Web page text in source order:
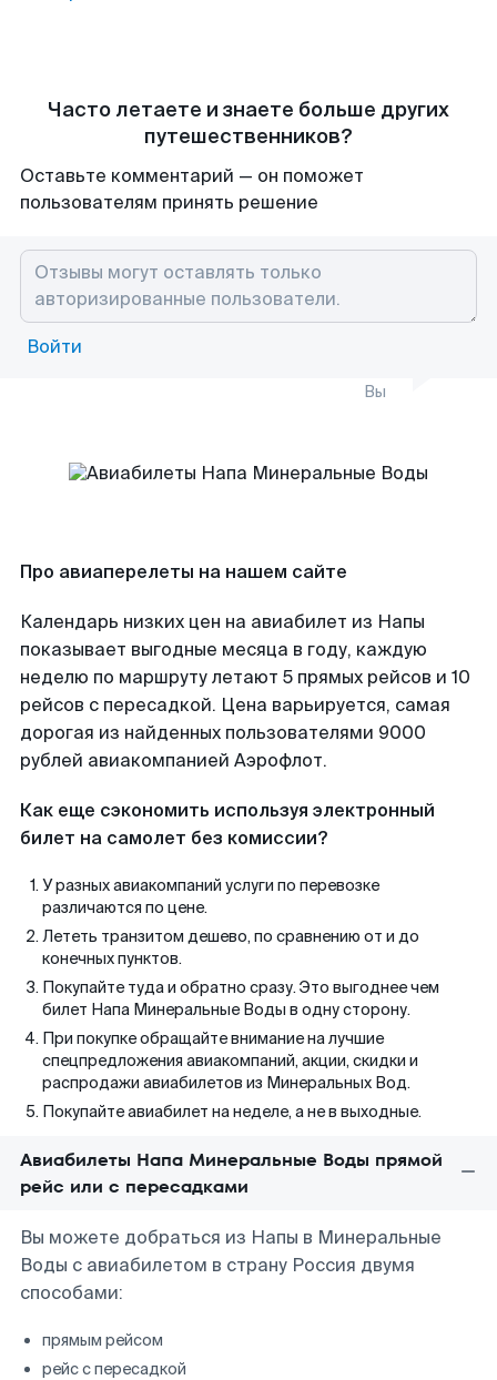
Часто летаете и знаете больше других
путешественников?
Оставьте комментарий — он поможет
пользователям принять решение
Войти
Вы
Про авиаперелеты на нашем сайте
Календарь низких цен на авиабилет из Напы
показывает выгодные месяца в году, каждую
неделю по маршруту летают 5 прямых рейсов и 10
рейсов с пересадкой. Цена варьируется, самая
дорогая из найденных пользователями 9000
рублей авиакомпанией Аэрофлот.
Как еще сэкономить используя электронный
билет на самолет без комиссии?
У разных авиакомпаний услуги по перевозке
различаются по цене.
Лететь транзитом дешево, по сравнению от и до
конечных пунктов.
Покупайте туда и обратно сразу. Это выгоднее чем
билет Напа Минеральные Воды в одну сторону.
При покупке обращайте внимание на лучшие
спецпредложения авиакомпаний, акции, скидки и
распродажи авиабилетов из Минеральных Вод.
Покупайте авиабилет на неделе, а не в выходные.
Авиабилеты Напа Минеральные Воды прямой
рейс или с пересадками
Вы можете добраться из Напы в Минеральные
Воды с авиабилетом в страну Россия двумя
способами:
прямым рейсом
рейс с пересадкой